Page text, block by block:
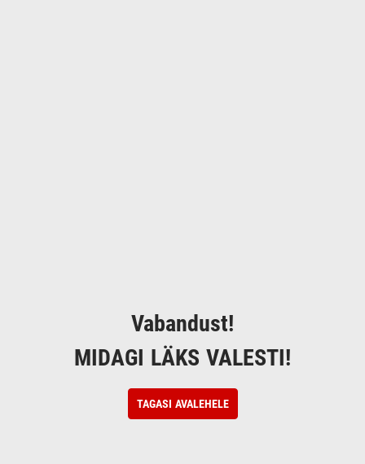
Vabandust!
MIDAGI LÄKS VALESTI!
TAGASI AVALEHELE